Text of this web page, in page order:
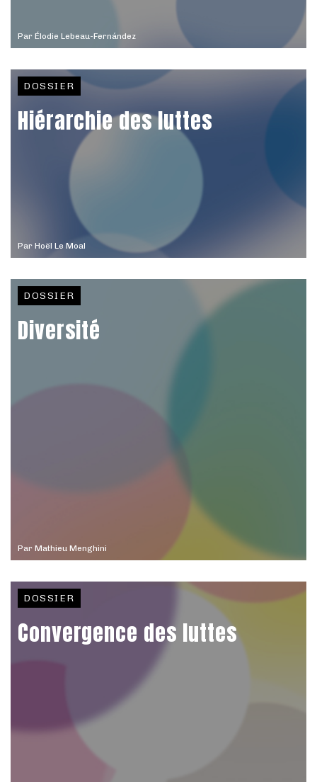
Par Élodie Lebeau-Fernández
Par Hoël Le Moal
DOSSIER
Hiérarchie des luttes
Par Mathieu Menghini
DOSSIER
Diversité
DOSSIER
Convergence des luttes